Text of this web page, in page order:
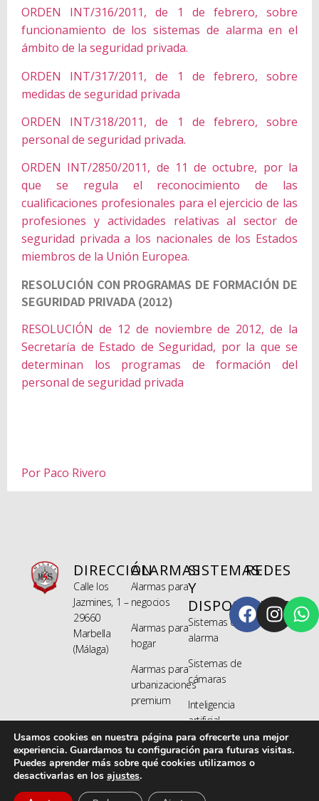
ORDEN INT/316/2011, de 1 de febrero, sobre
funcionamiento de los sistemas de alarma en el
ámbito de la seguridad privada.
ORDEN INT/317/2011, de 1 de febrero, sobre
medidas de seguridad privada
ORDEN INT/318/2011, de 1 de febrero, sobre
personal de seguridad privada.
ORDEN INT/2850/2011, de 11 de octubre, por la
que se regula el reconocimiento de las
cualificaciones profesionales para el ejercicio de las
profesiones y actividades relativas al sector de
seguridad privada a los nacionales de los Estados
miembros de la Unión Europea.
RESOLUCIÓN CON PROGRAMAS DE FORMACIÓN DE
SEGURIDAD PRIVADA (2012)
RESOLUCIÓN de 12 de noviembre de 2012, de la
Secretaría de Estado de Seguridad, por la que se
determinan los programas de formación del
personal de seguridad privada
Por Paco Rivero
DIRECCIÓN
Calle los
Jazmines, 1 –
29660
Marbella
(Málaga)
ALARMAS
Alarmas para
negocios
Alarmas para
hogar
Alarmas para
urbanizaciones
premium
SISTEMAS
Y
DISPOSITIVOS
Sistemas de
alarma
Sistemas de
cámaras
Inteligencia
artificial
REDES
Malaca © 2026
Usamos cookies en nuestra página para ofrecerte una mejor
experiencia. Guardamos tu configuración para futuras visitas.
Puedes aprender más sobre qué cookies utilizamos o
desactivarlas en los ajustes.